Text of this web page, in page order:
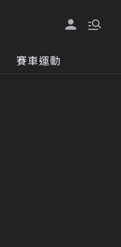
賽車運動